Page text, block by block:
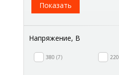
Показать
Напряжение, В
380 7 220